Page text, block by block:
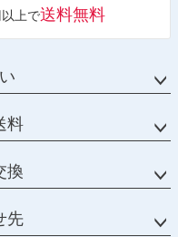
上で送料無料
料
換
先